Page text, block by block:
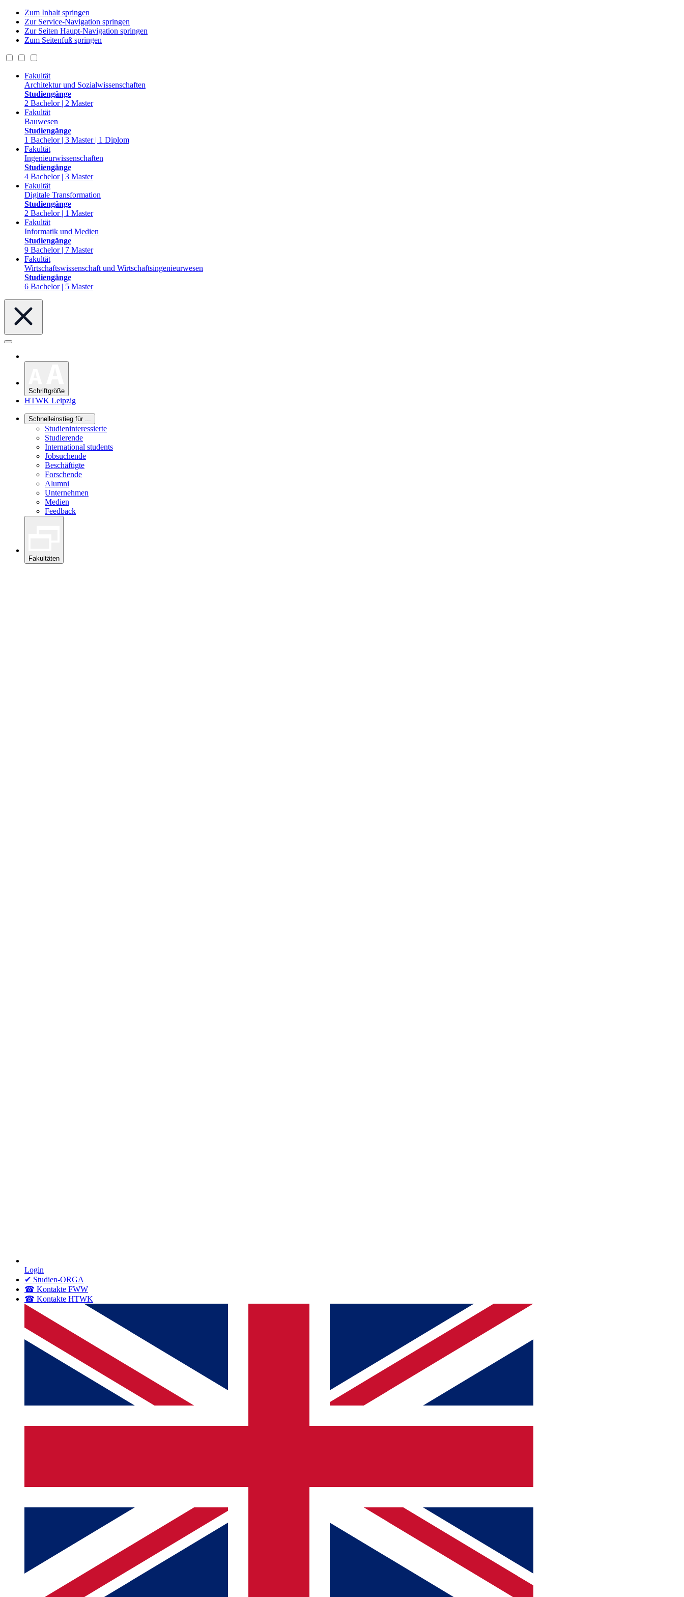
Zum Inhalt springen
Zur Service-Navigation springen
Zur Seiten Haupt-Navigation springen
Zum Seitenfuß springen
Fakultät
Architektur und Sozialwissenschaften
Studiengänge
2 Bachelor | 2 Master
Fakultät
Bauwesen
Studiengänge
1 Bachelor | 3 Master | 1 Diplom
Fakultät
Ingenieurwissenschaften
Studiengänge
4 Bachelor | 3 Master
Fakultät
Digitale Transformation
Studiengänge
2 Bachelor | 1 Master
Fakultät
Informatik und Medien
Studiengänge
9 Bachelor | 7 Master
Fakultät
Wirtschaftswissenschaft und Wirtschaftsingenieurwesen
Studiengänge
6 Bachelor | 5 Master
Schriftgröße
HTWK Leipzig
Schnelleinstieg für ...
Studieninteressierte
Studierende
International students
Jobsuchende
Beschäftigte
Forschende
Alumni
Unternehmen
Medien
Feedback
Fakultäten
Login
✔ Studien-ORGA
☎ Kontakte FWW
☎ Kontakte HTWK